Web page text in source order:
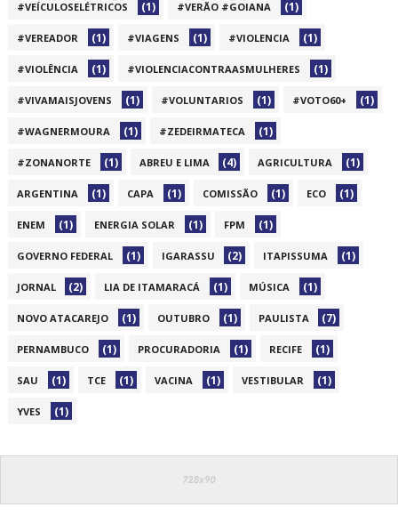
#VEÍCULOSELÉTRICOS (1) #VERÃO #GOIANA (1)
#VEREADOR (1) #VIAGENS (1) #VIOLENCIA (1)
#VIOLÊNCIA (1) #VIOLENCIACONTRAASMULHERES (1)
#VIVAMAISJOVENS (1) #VOLUNTARIOS (1) #VOTO60+ (1)
#WAGNERMOURA (1) #ZEDEIRMATECA (1)
#ZONANORTE (1) ABREU E LIMA (4) AGRICULTURA (1)
ARGENTINA (1) CAPA (1) COMISSÃO (1) ECO (1)
ENEM (1) ENERGIA SOLAR (1) FPM (1)
GOVERNO FEDERAL (1) IGARASSU (2) ITAPISSUMA (1)
JORNAL (2) LIA DE ITAMARACÁ (1) MÚSICA (1)
NOVO ATACAREJO (1) OUTUBRO (1) PAULISTA (7)
PERNAMBUCO (1) PROCURADORIA (1) RECIFE (1)
SAU (1) TCE (1) VACINA (1) VESTIBULAR (1)
YVES (1)